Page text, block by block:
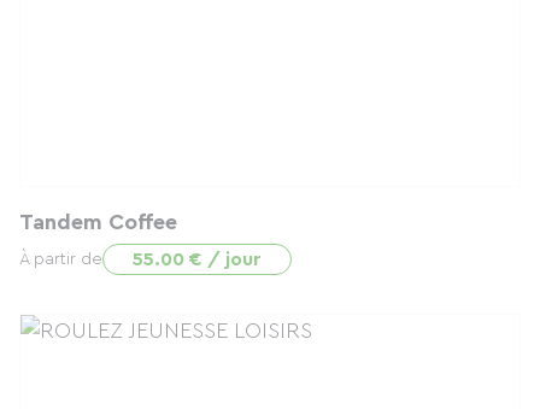
Tandem Coffee
À partir de 55.00 € / jour